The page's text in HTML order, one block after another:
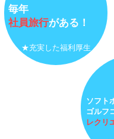
毎年
社員旅行がある！
​★充実した福利厚生
ソフト
ゴルフ
レクリ